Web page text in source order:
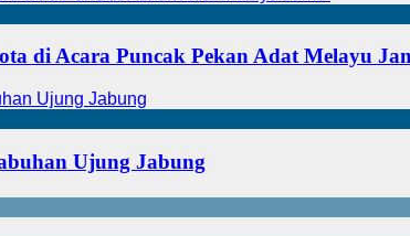
di Acara Puncak Pekan Adat Melayu
Ujung Jabung